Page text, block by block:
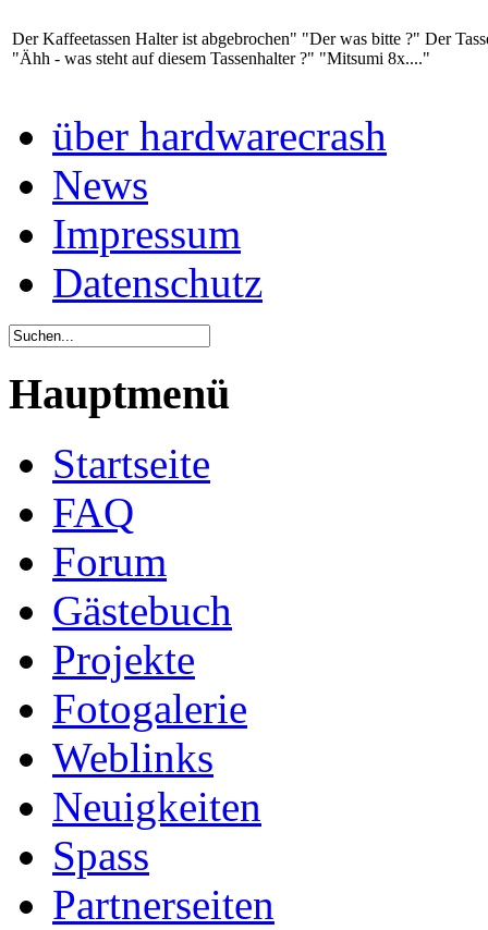
Der Kaffeetassen Halter ist abgebrochen" "Der was bitte ?" Der
"Ähh - was steht auf diesem Tassenhalter ?" "Mitsumi 8x...."
über hardwarecrash
News
Impressum
Datenschutz
Hauptmenü
Startseite
FAQ
Forum
Gästebuch
Projekte
Fotogalerie
Weblinks
Neuigkeiten
Spass
Partnerseiten